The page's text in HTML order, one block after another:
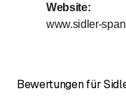
Showroom in
Website:
www.sidler-
Bewertungen für